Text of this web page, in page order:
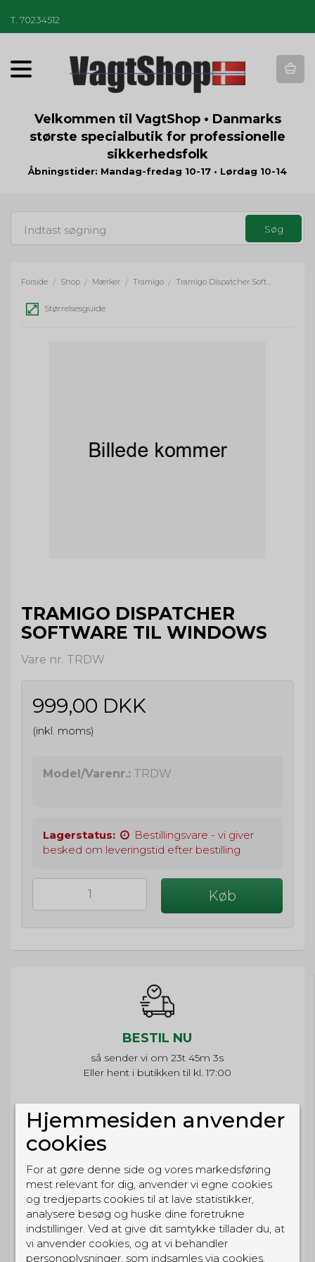
T 70234512
T
o
g
a
t
n
Velkommen til VagtShop • Danmarks
største specialbutik for professionelle
sikkerhedsfolk
Åbningstider: Mandag-fredag 10-17 • Lørdag 10-14
Forside / Shop / Mærker / Tramigo / Tramigo Dispatcher Software til Windows
Størrelsesguide
TRAMIGO DISPATCHER
SOFTWARE TIL WINDOWS
Vare nr. TRDW
999,00 DKK
(inkl. moms)
Model/Varenr.: TRDW
Lagerstatus:
Bestillingsvare - vi giver
besked om leveringstid efter bestilling
Køb
BESTIL NU
så sender vi om 23t 45m 3s
Eller hent i butikken til kl. 17:00
GRATIS LEVERING
Til pakkeboks ved køb for 399 kr.
Gratis hjemmelevering for 699 kr.
Hjemmesiden anvender
cookies
For at gøre denne side og vores markedsføring
mest relevant for dig, anvender vi egne cookies
og tredjeparts cookies til at lave statistikker,
analysere besøg og huske dine foretrukne
indstillinger. Ved at give dit samtykke tillader du, at
vi anvender cookies, og at vi behandler
personoplysninger, som indsamles via cookies.